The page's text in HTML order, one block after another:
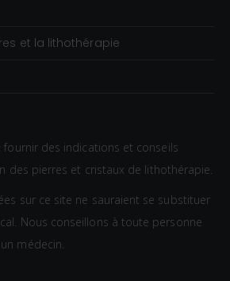
et la lithothérapie
des indications et conseils
des pierres et cristaux de lithothérapie.
sur ce site ne sauraient se substituer
Nous conseillons à toute personne
médecin.